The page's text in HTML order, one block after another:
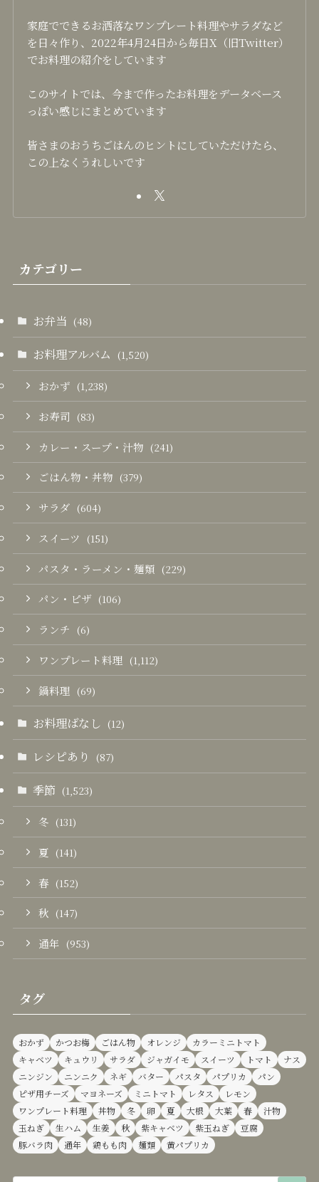
家庭でできるお洒落なワンプレート料理やサラダなど
を日々作り、2022年4月24日から毎日X（旧Twitter）
でお料理の紹介をしています
このサイトでは、今まで作ったお料理をデータベース
っぽい感じにまとめています
皆さまのおうちごはんのヒントにしていただけたら、
この上なくうれしいです
カテゴリー
お弁当 (48)
お料理アルバム (1,520)
おかず (1,238)
お寿司 (83)
カレー・スープ・汁物 (241)
ごはん物・丼物 (379)
サラダ (604)
スイーツ (151)
パスタ・ラーメン・麺類 (229)
パン・ピザ (106)
ランチ (6)
ワンプレート料理 (1,112)
鍋料理 (69)
お料理ばなし (12)
レシピあり (87)
季節 (1,523)
冬 (131)
夏 (141)
春 (152)
秋 (147)
通年 (953)
タグ
おかず かつお梅 ごはん物 オレンジ
カラーミニトマト
キャベツ
キュウリ サラダ ジャガイモ スイーツ トマト
ナス
ニンジン
ニンニク ネギ バター パスタ パプリカ
パン
ピザ用チーズ
マヨネーズ ミニトマト レタス
レモン
ワンプレート料理
丼物 冬 卵 夏 大根 大葉 春
汁物
玉ねぎ
生ハム 生姜 秋 紫キャベツ 紫玉ねぎ
豆腐
豚バラ肉
通年 鶏もも肉 麺類 黄パプリカ